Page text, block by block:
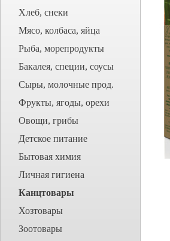
Хлеб, снеки
Мясо, колбаса, яйца
Рыба, морепродукты
Бакалея, специи, соусы
Сыры, молочные прод.
Фрукты, ягоды, орехи
Овощи, грибы
Детское питание
Бытовая химия
Личная гигиена
Канцтовары
Хозтовары
Зоотовары